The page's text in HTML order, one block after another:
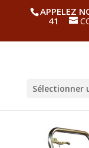
APPELEZ
41
Sélectionner